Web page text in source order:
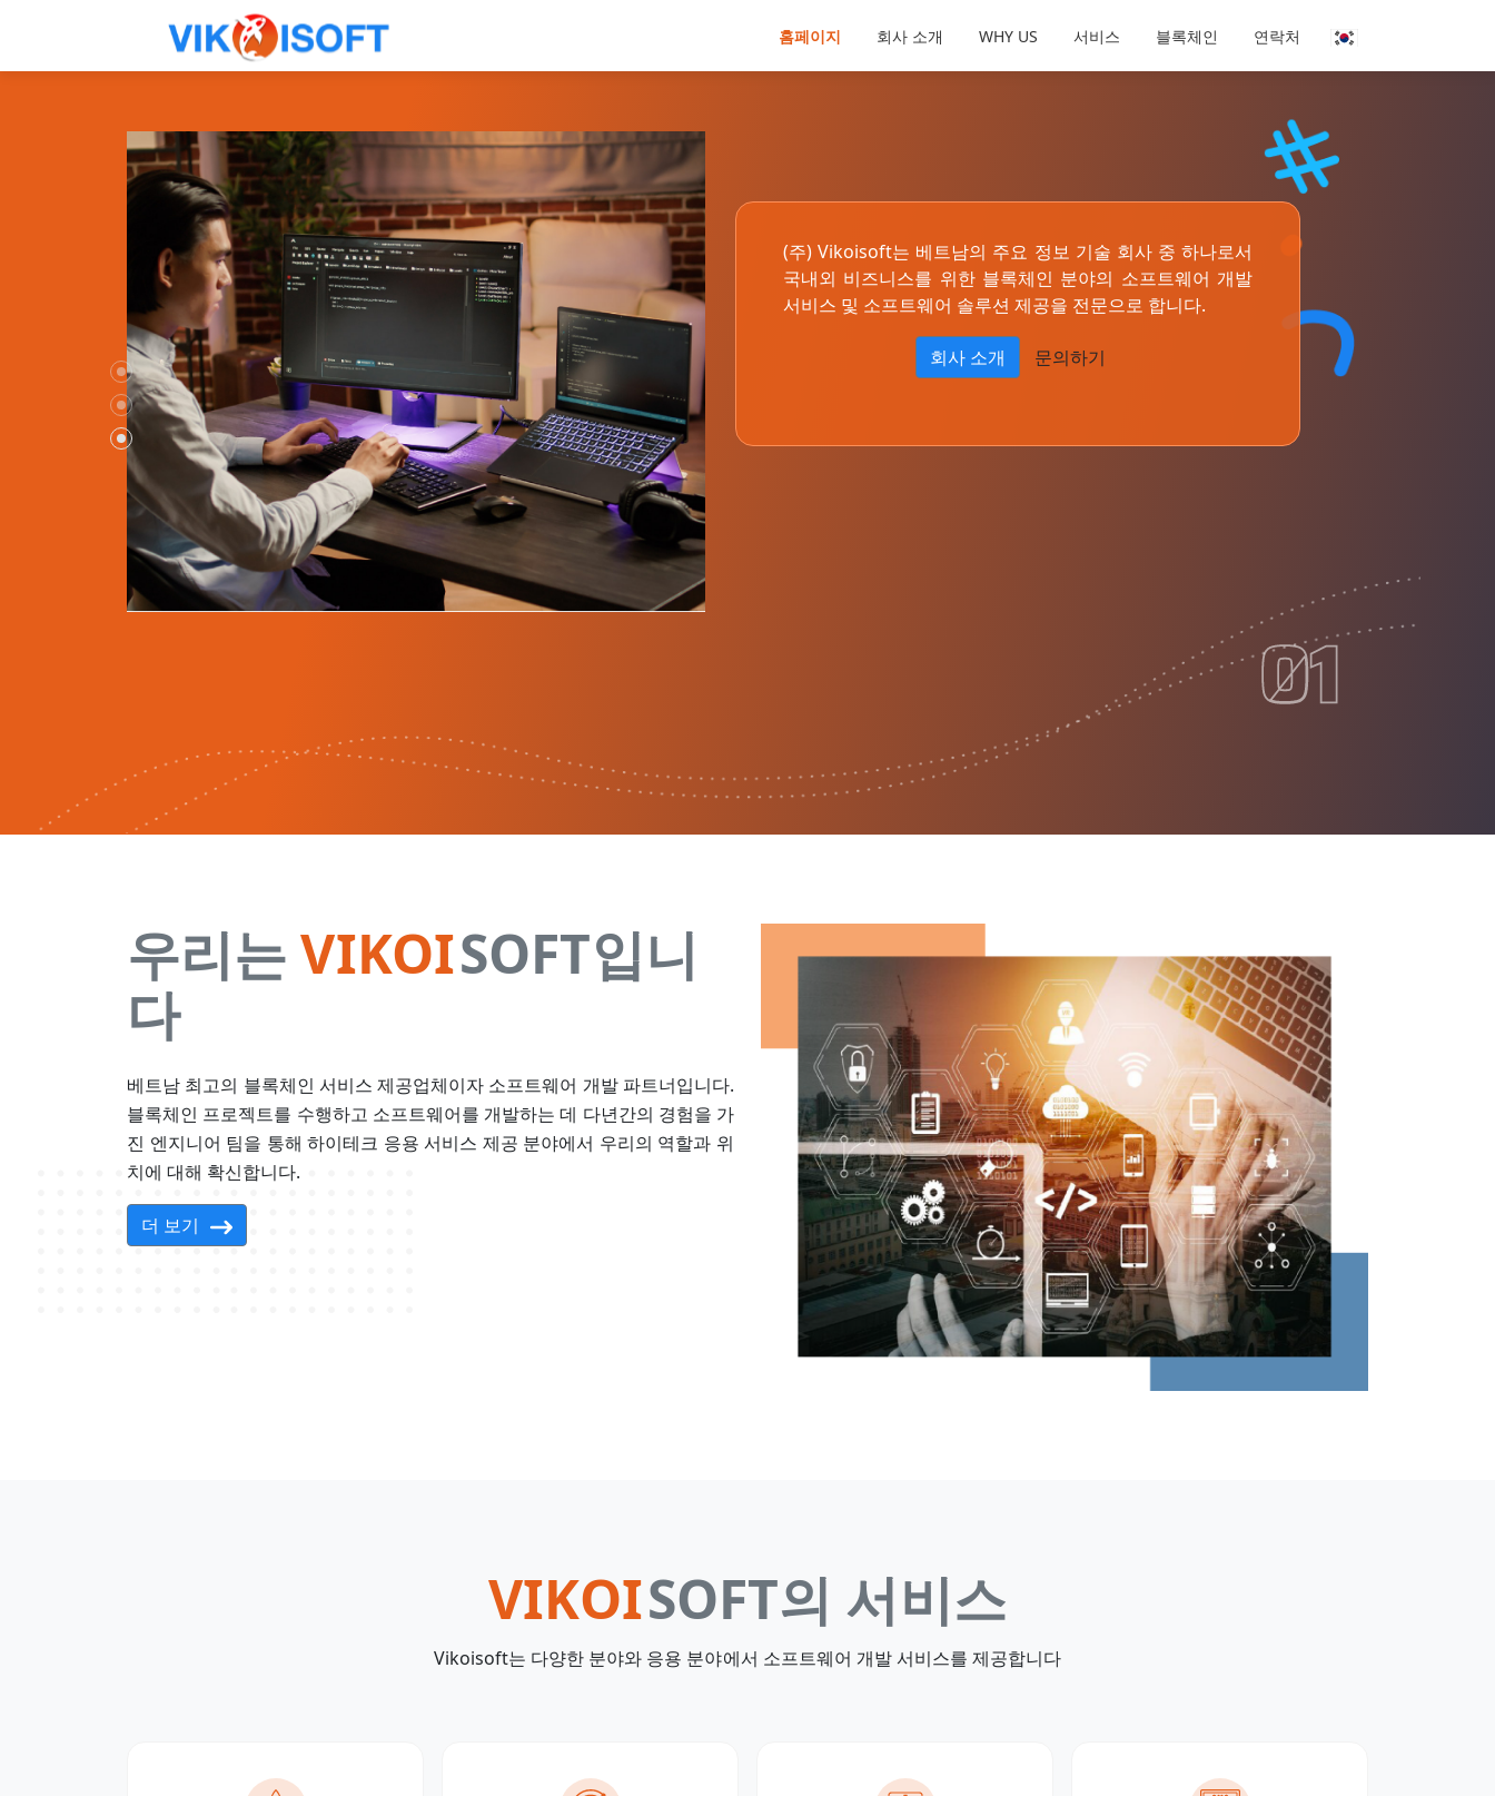
홈페이지 회사 소개 WHY US 서비스 블록체인 연락처
(주) Vikoisoft는 베트남의 주요 정보 기술 회사 중 하나로서
국내외 비즈니스를 위한 블록체인 분야의 소프트웨어 개발
서비스 및 소프트웨어 솔루션 제공을 전문으로 합니다.
회사 소개 문의하기
우리는VIKOISOFT입니
다
베트남 최고의 블록체인 서비스 제공업체이자 소프트웨어 개발 파트너입니다.
블록체인 프로젝트를 수행하고 소프트웨어를 개발하는 데 다년간의 경험을 가
진 엔지니어 팀을 통해 하이테크 응용 서비스 제공 분야에서 우리의 역할과 위
치에 대해 확신합니다.
더 보기
VIKOISOFT의 서비스
Vikoisoft는 다양한 분야와 응용 분야에서 소프트웨어 개발 서비스를 제공합니다